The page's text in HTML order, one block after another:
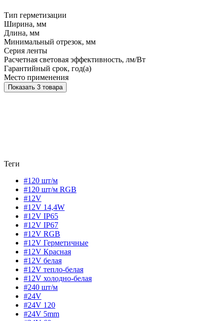
Тип герметизации
Ширина, мм
Длина, мм
Минимальный отрезок, мм
Серия ленты
Расчетная световая эффективность, лм/Вт
Гарантийный срок, год(а)
Место применения
Показать 3 товара
Теги
#120 шт/м
#120 шт/м RGB
#12V
#12V 14,4W
#12V IP65
#12V IP67
#12V RGB
#12V Герметичные
#12V Красная
#12V белая
#12V тепло-белая
#12V холодно-белая
#240 шт/м
#24V
#24V 120
#24V 5mm